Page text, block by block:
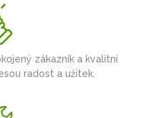
zákazník a kvalitní
radost a užitek.